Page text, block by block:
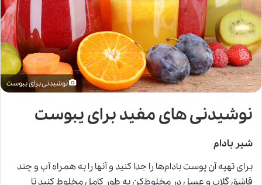
نوشیدنی برای یبوست
نوشیدنی های مفید برای یبوست
شیر بادام
برای تهیه آن پوست بادام‌ها را جدا كنيد و آن‎ها را به همراه آب و چند
قاشق گلاب و عسل در مخلوط‌كن به طور كامل مخلوط كنيد تا